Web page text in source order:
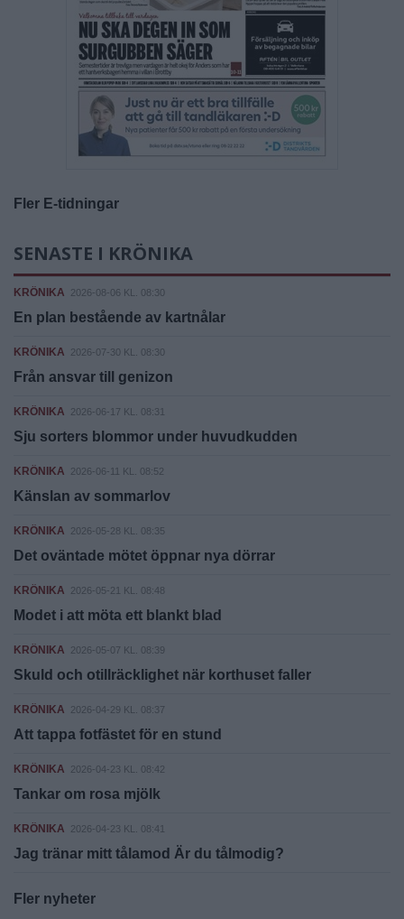
Fler E-tidningar
SENASTE I KRÖNIKA
KRÖNIKA 2026-08-06 KL. 08:30
En plan bestående av kartnålar
KRÖNIKA 2026-07-30 KL. 08:30
Från ansvar till genizon
KRÖNIKA 2026-06-17 KL. 08:31
Sju sorters blommor under huvudkudden
KRÖNIKA 2026-06-11 KL. 08:52
Känslan av sommarlov
KRÖNIKA 2026-05-28 KL. 08:35
Det oväntade mötet öppnar nya dörrar
KRÖNIKA 2026-05-21 KL. 08:48
Modet i att möta ett blankt blad
KRÖNIKA 2026-05-07 KL. 08:39
Skuld och otillräcklighet när korthuset faller
KRÖNIKA 2026-04-29 KL. 08:37
Att tappa fotfästet för en stund
KRÖNIKA 2026-04-23 KL. 08:42
Tankar om rosa mjölk
KRÖNIKA 2026-04-23 KL. 08:41
Jag tränar mitt tålamod Är du tålmodig?
Fler nyheter